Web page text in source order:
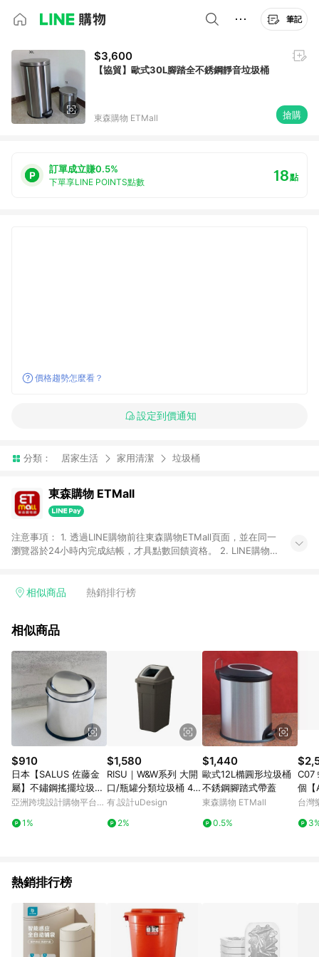
筆記
$3,600
【協貿】歐式30L腳踏全不銹鋼靜音垃圾桶
東森購物 ETMall 搶購
訂單成立賺0.5%
下單享LINE POINTS點數 18點
價格趨勢怎麼看？
設定到價通知
分類： 居家生活 家用清潔 垃圾桶
東森購物 ETMall
注意事項： 1. 透過LINE購物前往東森購物ETMall頁面，並在同一
瀏覽器於24小時內完成結帳，才具點數回饋資格。 2. LINE購物
單，皆不在點數回饋範圍內。 3. 如購買以下類別商品，將無法獲
球嚴選、商城、專案商品、「草莓網」全館商品。 4. 如取消訂
回饋。 5. 點數回饋會扣除所有折扣優惠後之最終發票金額計算，
實際回饋請依LINE購物通知為主。 6. 訂單如有使用東森購物
ETMall站內之折扣優惠(包含但不限於東森幣、樂透金、東森現金
券等)，不具點數回饋資格。詳細請依東森購物ETMall之結帳頁面
顯示為準。 7. LINE購物設有「單一商品最高回饋點數」機制(特
殊活動時開放「回饋無上限」)，以同一訂單中同一商品不論件數
計算，並依訂單成立時間當下LINE購物所設定的回饋機制為準。
8. LINE購物為購物資訊整合性平台，商品資料更新會有時間差，
如顯示之商品規格、顏色、價位、贈品與東森購物ETMall銷售網
頁不符，以銷售網頁標示為準。 9. 若有贈點爭議，請務必於訂單
日期+180天以內至LINE購物客服洽詢；若超過180天(含)以上進
行申訴，恕無法贈點回饋。 10. 部分點數紅包僅限指定商品使
用，或不適用於無回饋商品。各點數紅包之適用商品與使用條件
相似商品 熱銷排行榜
相似商品
$910
日本【SALUS 佐藤金
屬】不鏽鋼搖擺垃圾桶
3L
亞洲跨境設計購物平台
1%
$1,580
RISU｜W&W系列 大開
口/瓶罐分類垃圾桶 45
L
有.設計uDesign
2%
$1,440
歐式12L橢圓形垃圾桶
不銹鋼腳踏式帶蓋
東森購物 ETMall
0.5%
C07
個【
點數
台灣
熱銷排行榜